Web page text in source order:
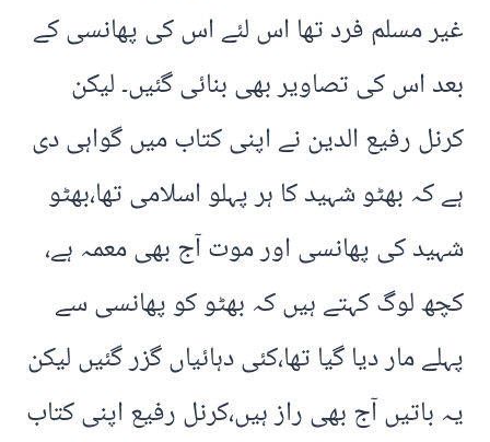
غیر مسلم فرد تھا اس لئے اس کی پھانسی کے
بعد اس کی تصاویر بھی بنائی گئیں۔ لیکن
کرنل رفیع الدین نے اپنی کتاب میں گواہی دی
ہے کہ بھٹو شہید کا ہر پہلو اسلامی تھا،بھٹو
شہید کی پھانسی اور موت آج بھی معمہ ہے،
کچھ لوگ کہتے ہیں کہ بھٹو کو پھانسی سے
پہلے مار دیا گیا تھا،کئی دہائیاں گزر گئیں لیکن
یہ باتیں آج بھی راز ہیں،کرنل رفیع اپنی کتاب